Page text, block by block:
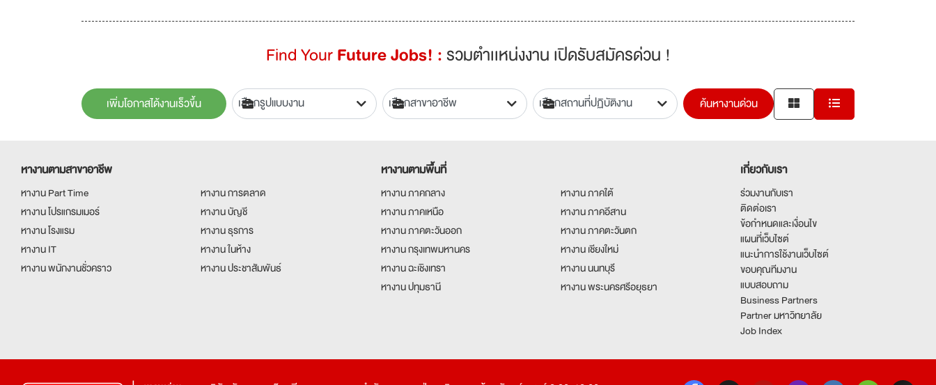
Find YourFuture Jobs! :รวมตำเเหน่งงาน เปิดรับสมัครด่วน !
เพิ่มโอกาสได้งานเร็วขึ้น ค้นหางานด่วน
หางานตามสาขาอาชีพ
หางาน Part Time
หางาน การตลาด
หางาน โปรแกรมเมอร์
หางาน บัญชี
หางาน โรงแรม
หางาน ธุรการ
หางาน IT
หางาน ในห้าง
หางาน พนักงานชั่วคราว
หางาน ประชาสัมพันธ์
หางานตามพื้นที่
หางาน ภาคกลาง
หางาน ภาคใต้
หางาน ภาคเหนือ
หางาน ภาคอีสาน
หางาน ภาคตะวันออก
หางาน ภาคตะวันตก
หางาน กรุงเทพมหานคร
หางาน เชียงใหม่
หางาน ฉะเชิงเทรา
หางาน นนทบุรี
หางาน ปทุมธานี
หางาน พระนครศรีอยุธยา
เกี่ยวกับเรา
ร่วมงานกับเรา
ติดต่อเรา
ข้อกำหนดและเงื่อนไข
แผนที่เว็บไซต์
แนะนำการใช้งานเว็บไซต์
ขอบคุณทีมงาน
แบบสอบถาม
Business Partners
Partner มหาวิทยาลัย
Job Index